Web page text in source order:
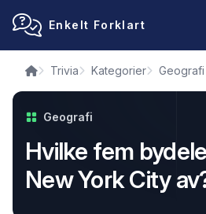
Enkelt Forklart
Trivia Kategorier Geografi
Geografi
Hvilke fem
New York City